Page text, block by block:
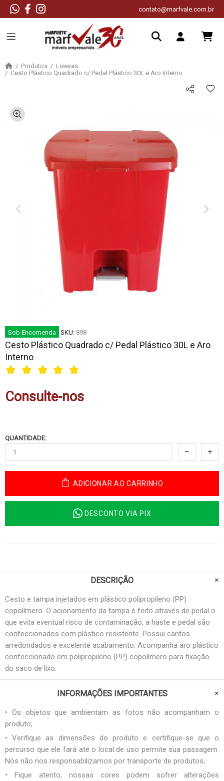
contato@marfvale.com.br
Produtos
Lixeiras
Cesto Plástico Quadrado c/ Pedal Plástico 30L e Aro Interno
Sob Encomenda SKU: 898
Cesto Plástico Quadrado c/ Pedal Plástico 30L e Aro
Interno
Consulte-nos
QUANTIDADE:
ADICIONAR AO CARRINHO
DESCONTO VIA PIX
DESCRIÇÃO
Cesto e tampa injetados em plástico polipropileno (PP)
copolímero. O acionamento da tampa é feito através de pedal o
que evita eventual risco de contaminação, a haste e pedal são
confeccionados com plástico resistente. Possui cantos
arredondados e excelente acabamento. Acompanha aro plástico
confeccionado em polipropileno (PP) copolímero para fixação
do saco de lixo.
INFORMAÇÕES IMPORTANTES
• Os objetos que ambientam as fotos não acompanham o
produto;
• Verifique as dimensões do produto e certifique-se que o
percurso que ele fará até o local de uso permite sua passagem.
Nós não nos responsabilizamos por transporte de produtos;
• Fique atento, nossas cores podem sofrer alterações